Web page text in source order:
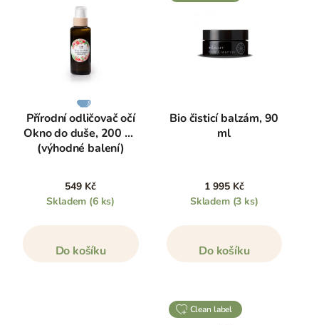
Přírodní odličovač očí
Okno do duše, 200 ml
(výhodné balení)
549 Kč
Skladem (6 ks)
Do košíku
Bio čisticí balzám, 90
ml
1 995 Kč
Skladem (3 ks)
Do košíku
clean label